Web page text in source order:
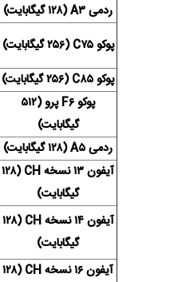
ردمی A۳ (۱۲۸ گیگابایت)
پوکو C۷۵ (۲۵۶ گیگابایت)
پوکو C۸۵ (۲۵۶ گیگابایت)
پوکو F۶ پرو (۵۱۲
گیگابایت)
ردمی A۵ (۱۲۸ گیگابایت)
آیفون ۱۳ نسخه CH (۱۲۸
گیگابایت)
آیفون ۱۴ نسخه CH (۱۲۸
گیگابایت)
آیفون ۱۶ نسخه CH (۱۲۸